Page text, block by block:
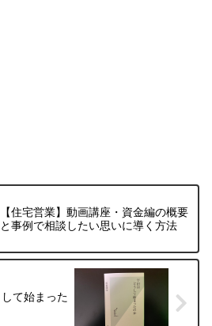
【住宅営業】動画講座・資金編の概要
と事例で相談したい思いに導く方法
て始まった